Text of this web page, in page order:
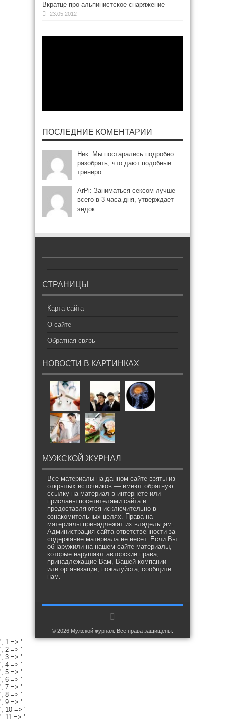
Вкратце про альпинистское снаряжение
23.05.2012
ПОСЛЕДНИЕ КОМЕНТАРИИ
Ник: Мы постарались подробно
разобрать, что дают подобные
трениро...
ArPi: Заниматься сексом лучше
всего в 3 часа дня, утверждает
эндок...
СТРАНИЦЫ
Карта сайта
О сайте
Обратная связь
НОВОСТИ В КАРТИНКАХ
МУЖСКОЙ ЖУРНАЛ
Все материалы на данном сайте взяты из
открытых источников — имеют обратную
ссылку на материал в интернете или
присланы посетителями сайта и
предоставляются исключительно в
ознакомительных целях. Права на
материалы принадлежат их владельцам.
Администрация сайта ответственности за
содержание материала не несет. Если Вы
обнаружили на нашем сайте материалы,
которые нарушают авторские права,
принадлежащие Вам, Вашей компании
или организации, пожалуйста, сообщите
нам.
© 2026 Мужской журнал. Все права защищены.
', 1 => '
', 2 => '
', 3 => '
', 4 => '
', 5 => '
', 6 => '
', 7 => '
', 8 => '
', 9 => '
', 10 => '
', 11 => '